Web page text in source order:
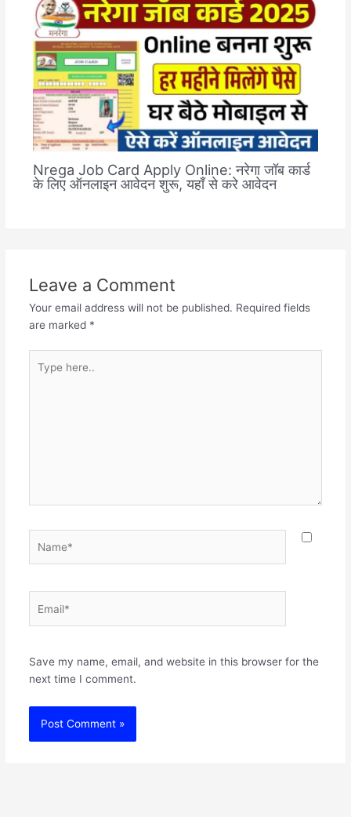
Nrega Job Card Apply Online: नरेगा जॉब कार्ड
के लिए ऑनलाइन आवेदन शुरू, यहाँ से करे आवेदन
Leave a Comment
Your email address will not be published. Required fields
are marked *
here..
Save my name, email, and website in this browser for the
next time I comment.